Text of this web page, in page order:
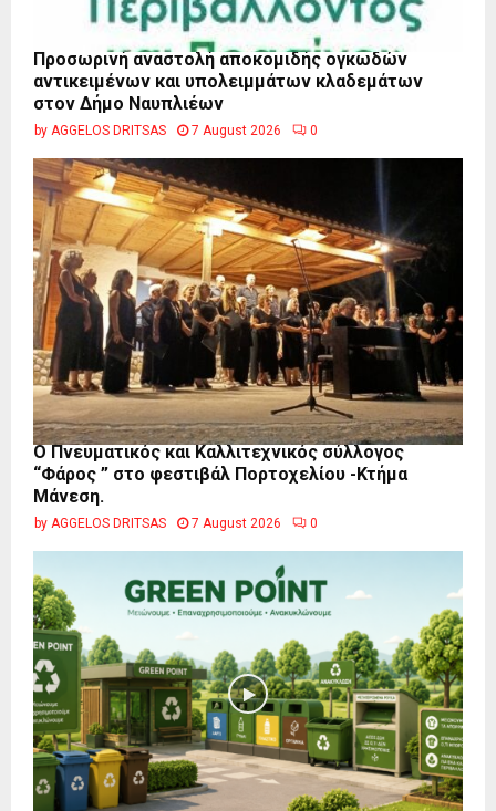
Προσωρινή αναστολή αποκομιδής ογκωδών
αντικειμένων και υπολειμμάτων κλαδεμάτων
στον Δήμο Ναυπλιέων
by AGGELOS DRITSAS 7 August 2026 0
Ο Πνευματικός και Καλλιτεχνικός σύλλογος
“Φάρος ” στο φεστιβάλ Πορτοχελίου -Κτήμα
Μάνεση.
by AGGELOS DRITSAS 7 August 2026 0